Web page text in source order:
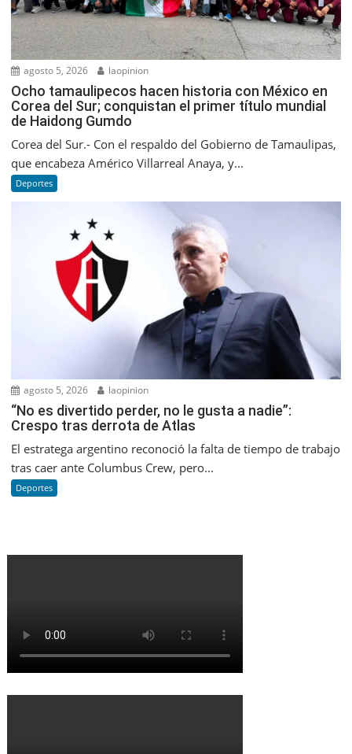
agosto 5, 2026 laopinion
Ocho tamaulipecos hacen historia con México en
Corea del Sur; conquistan el primer título mundial
de Haidong Gumdo
Corea del Sur.- Con el respaldo del Gobierno de Tamaulipas,
que encabeza Américo Villarreal Anaya, y...
Deportes
agosto 5, 2026 laopinion
“No es divertido perder, no le gusta a nadie”:
Crespo tras derrota de Atlas
El estratega argentino reconoció la falta de tiempo de trabajo
tras caer ante Columbus Crew, pero...
Deportes